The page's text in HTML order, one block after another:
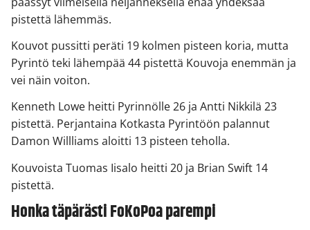
pistettä lähemmäs.
Kouvot pussitti peräti 19 kolmen pisteen koria, mutta
Pyrintö teki lähempää 44 pistettä Kouvoja enemmän ja
vei näin voiton.
Kenneth Lowe heitti Pyrinnölle 26 ja Antti Nikkilä 23
pistettä. Perjantaina Kotkasta Pyrintöön palannut
Damon Willliams aloitti 13 pisteen teholla.
Kouvoista Tuomas Iisalo heitti 20 ja Brian Swift 14
pistettä.
Honka täpärästi FoKoPoa parempi